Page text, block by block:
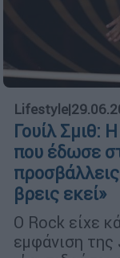
Lifestyle|
Γουίλ Σμιθ:
που έδωσε
βρεις εκεί»
Ο Rock είχε
εμφάνιση